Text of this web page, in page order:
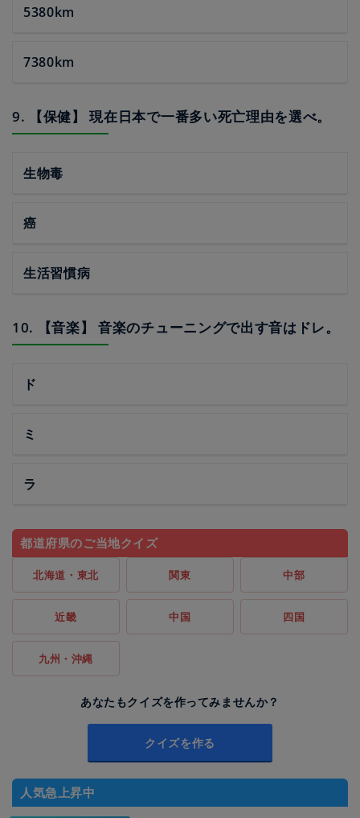
5380km
7380km
9. 【保健】 現在日本で一番多い死亡理由を選べ。
生物毒
癌
生活習慣病
10. 【音楽】 音楽のチューニングで出す音はドレ。
ド
ミ
ラ
都道府県のご当地クイズ
北海道・東北 関東 中部
近畿 中国 四国
九州・沖縄
あなたもクイズを作ってみませんか？
クイズを作る
人気急上昇中